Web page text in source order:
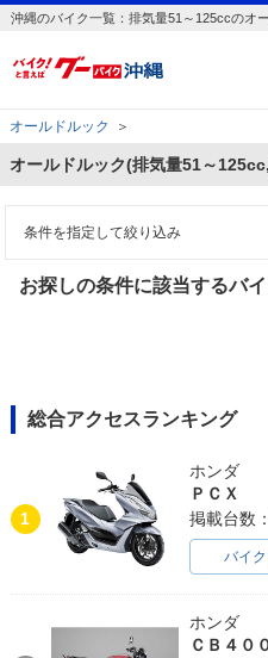
沖縄のバイク一覧：排気量51～125ccのオ
オールドルック ＞
オールドルック(排気量51～
条件を指定して絞り込み
お探しの条件に該当するバ
総合アクセスランキング
1
ホンダ
ＰＣＸ
掲載台数
バイ
ホンダ